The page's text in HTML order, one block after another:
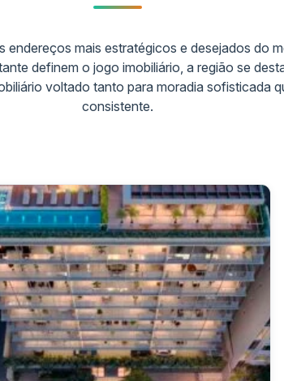
mais estratégicos e desejados do
definem o jogo imobiliário, a região se
voltado tanto para moradia sofisticada
consistente.